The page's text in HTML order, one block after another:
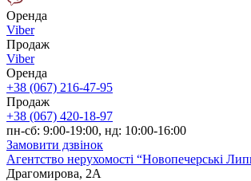
Оренда
Viber
Продаж
Viber
Оренда
+38 (067) 216-47-95
Продаж
+38 (067) 420-18-97
пн-сб: 9:00-19:00, нд: 10:00-16:00
Замовити дзвінок
Агентство нерухомості “Новопечерські
Драгомирова, 2А